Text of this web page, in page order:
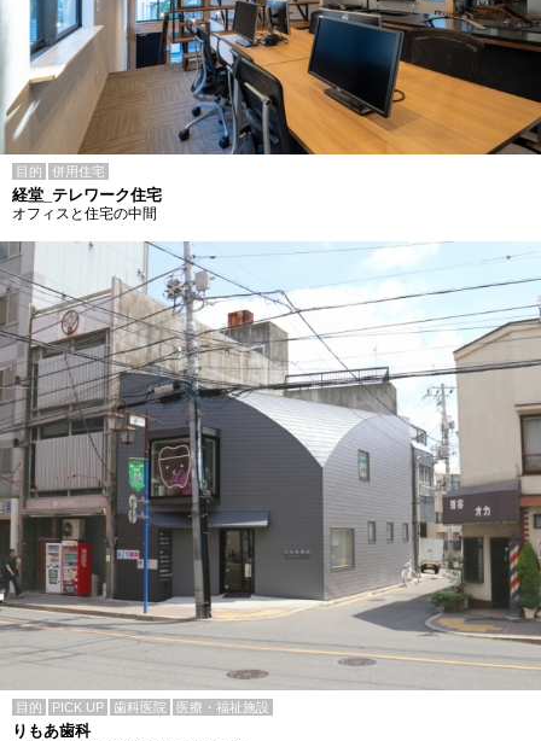
目的 併用住宅
経堂_テレワーク住宅
オフィスと住宅の中間
目的 PICK UP 歯科医院 医療・福祉施設
りもあ歯科